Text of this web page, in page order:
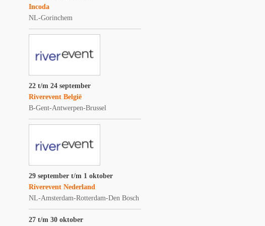
Incoda
NL-Gorinchem
22 t/m 24 september
Riverevent België
B-Gent-Antwerpen-Brussel
29 september t/m 1 oktober
Riverevent Nederland
NL-Amsterdam-Rotterdam-Den Bosch
27 t/m 30 oktober